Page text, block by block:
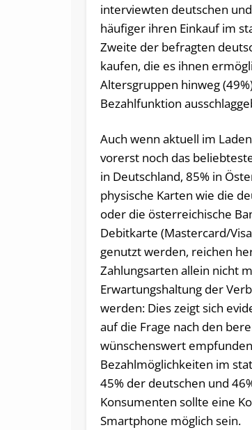
interviewten deutschen
häufiger ihren Einkauf im
Zweite der befragten
kaufen, die es ihnen
Altersgruppen hinweg
Bezahlfunktion
Auch wenn aktuell im
vorerst noch das
in Deutschland, 85% in
physische Karten wie die
oder die österreichische
Debitkarte (Mastercard/
genutzt werden, reichen
Zahlungsarten allein nicht
Erwartungshaltung der
werden: Dies zeigt sich
auf die Frage nach den
wünschenswert
Bezahlmöglichkeiten im
45% der deutschen und
Konsumenten sollte eine
Smartphone möglich sein.